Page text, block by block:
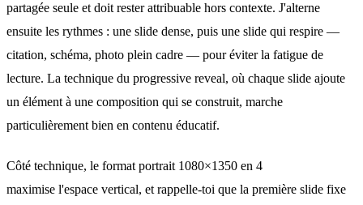
partagée seule et doit rester attribuable hors contexte. J'alterne
ensuite les rythmes : une slide dense, puis une slide qui respire —
citation, schéma, photo plein cadre — pour éviter la fatigue de
lecture. La technique du progressive reveal, où chaque slide ajoute
un élément à une composition qui se construit, marche
particulièrement bien en contenu éducatif.
Côté technique, le format portrait 1080×1350 en 4
maximise l'espace vertical, et rappelle-toi que la première slide fixe